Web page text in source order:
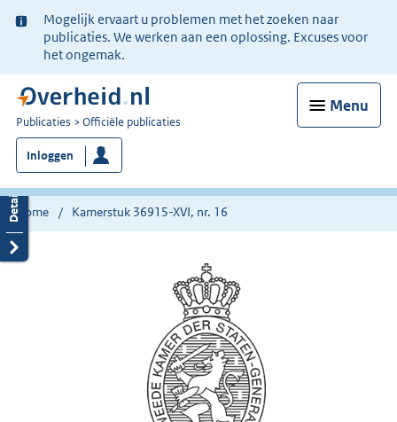
Ter
informatie:
Mogelijk ervaart u problemen met het zoeken naar
publicaties. We werken aan een oplossing. Excuses voor
het ongemak.
Menu
U
bent
nu
hier:
Publicaties Officiële publicaties
Inloggen
Home Kamerstuk 36915-XVI, nr. 16